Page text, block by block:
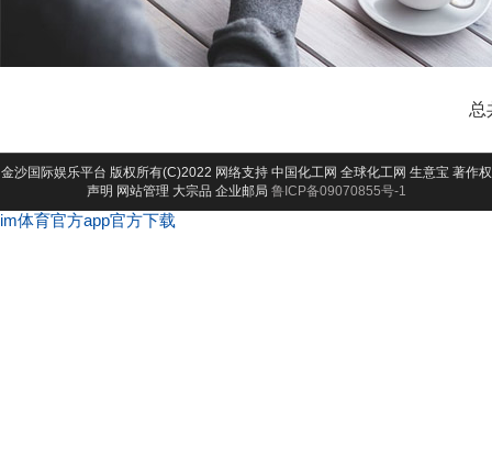
总
金沙国际娱乐平台 版权所有(C)2022 网络支持 中国化工网 全球化工网 生意宝 著作权
声明 网站管理 大宗品 企业邮局 鲁ICP备09070855号-1
im体育官方app官方下载